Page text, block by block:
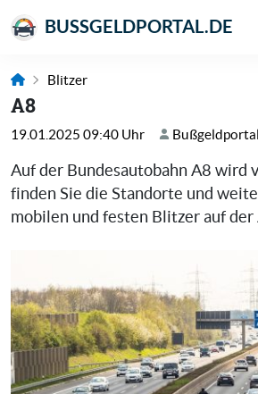
BUSSGELDPORTAL.DE
Blitzer
A8
19.01.2025 09:40 Uhr Bußgeldportal
Auf der Bundesautobahn A8 wird
finden Sie die Standorte und
mobilen und festen Blitzer auf der